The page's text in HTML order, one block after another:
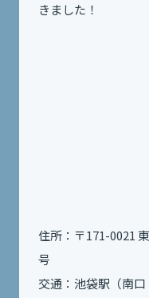
きました！
住所：〒171-0021
号
交通：池袋駅（南